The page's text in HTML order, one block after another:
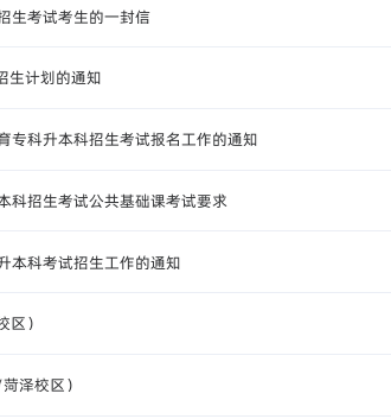
生考试考生的一封信
生计划的通知
专科升本科招生考试报名工作的通知
科招生考试公共基础课考试要求
本科考试招生工作的通知
）
泽校区）